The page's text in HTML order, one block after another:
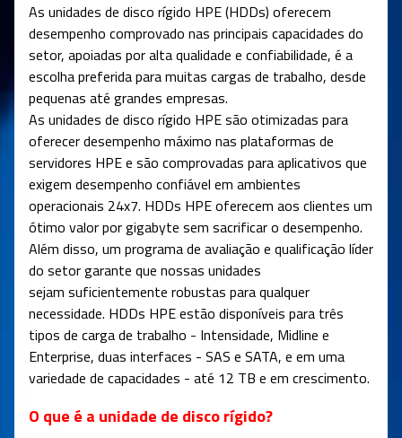
As unidades de disco rígido HPE (HDDs) oferecem
desempenho comprovado nas principais capacidades do
setor, apoiadas por alta qualidade e confiabilidade, é a
escolha preferida para muitas cargas de trabalho, desde
pequenas até grandes empresas.
As unidades de disco rígido HPE são otimizadas para
oferecer desempenho máximo nas plataformas de
servidores HPE e são comprovadas para aplicativos que
exigem desempenho confiável em ambientes
operacionais 24x7. HDDs HPE oferecem aos clientes um
ótimo valor por gigabyte sem sacrificar o desempenho.
Além disso, um programa de avaliação e qualificação líder
do setor garante que nossas unidades
sejam suficientemente robustas para qualquer
necessidade. HDDs HPE estão disponíveis para três
tipos de carga de trabalho - Intensidade, Midline e
Enterprise, duas interfaces - SAS e SATA, e em uma
variedade de capacidades - até 12 TB e em crescimento.
O que é a unidade de disco rígido?